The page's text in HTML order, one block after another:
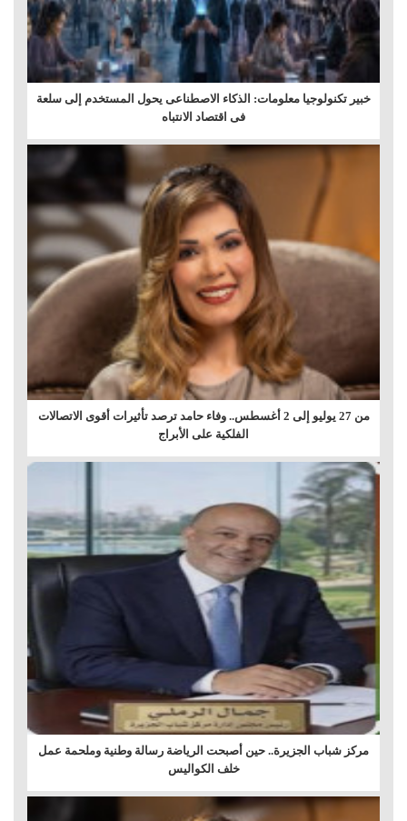
خبير تكنولوجيا معلومات: الذكاء الاصطناعى يحول المستخدم إلى سلعة
فى اقتصاد الانتباه
من 27 يوليو إلى 2 أغسطس.. وفاء حامد ترصد تأثيرات أقوى الاتصالات
الفلكية على الأبراج
مركز شباب الجزيرة.. حين أصبحت الرياضة رسالة وطنية وملحمة عمل
خلف الكواليس